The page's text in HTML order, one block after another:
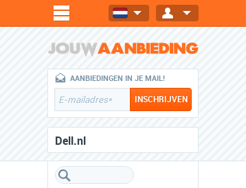
AANBIEDINGEN IN JE MAIL!
Dell.nl